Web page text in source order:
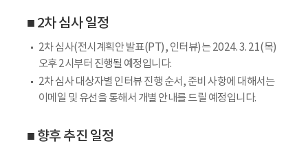
■ 2차 심사 일정
2차 심사(전시계획안 발표(PT), 인터뷰)는 2024. 3. 21(목)
오후 2시부터 진행될 예정입니다.
2차 심사 대상자별 인터뷰 진행 순서, 준비 사항에 대해서는
이메일 및 유선을 통해서 개별 안내를 드릴 예정입니다.
■ 향후 추진 일정